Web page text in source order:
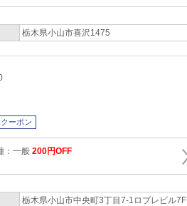
栃木県小山市喜沢1475
ーポン
：一般 200円OFF
栃木県小山市中央町3丁目7-1ロブレビル7F